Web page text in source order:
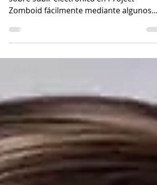
Aquí vas a encontrar una guía completa
sobre subir electronica en Project
Zomboid fácilmente mediante algunos
trucos útiles. Pero antes de entrar en
post-apocalíptico, en el que los jugadores
deben luchar contra hordas de zombis e
ir sobreviviendo en un entorno hostil y
peligroso. El objetivo de este y otros
juegos famoso